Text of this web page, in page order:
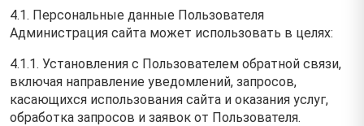
4.1. Персональные данные Пользователя
Администрация сайта может использовать в целях:
4.1.1. Установления с Пользователем обратной связи,
включая направление уведомлений, запросов,
касающихся использования сайта и оказания услуг,
обработка запросов и заявок от Пользователя.